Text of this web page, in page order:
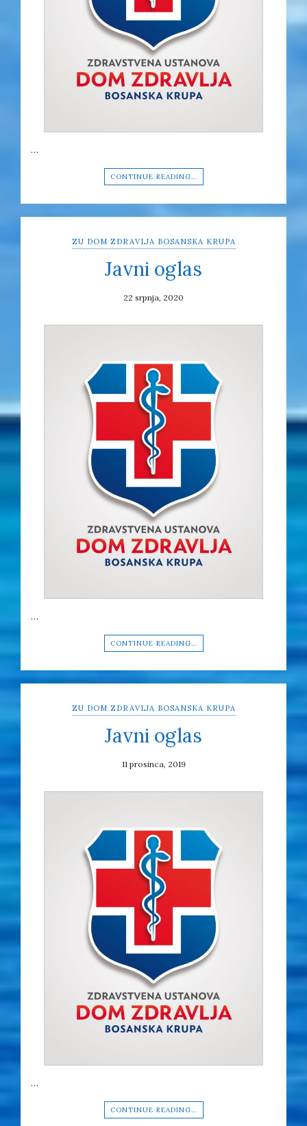
…
CONTINUE READING…
ZU DOM ZDRAVLJA BOSANSKA KRUPA
Javni oglas
22 srpnja, 2020
…
CONTINUE READING…
ZU DOM ZDRAVLJA BOSANSKA KRUPA
Javni oglas
11 prosinca, 2019
…
CONTINUE READING…